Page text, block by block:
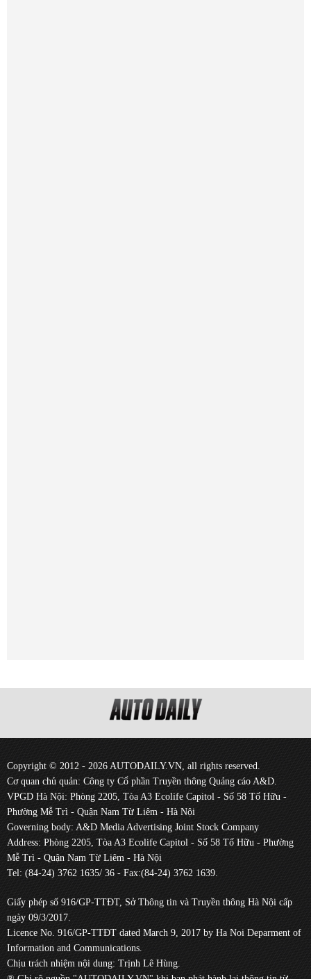
Copyright © 2012 - 2026 AUTODAILY.VN, all rights reserved.
Cơ quan chủ quản: Công ty Cổ phần Truyền thông Quảng cáo A&D.
VPGD Hà Nội: Phòng 2205, Tòa A3 Ecolife Capitol - Số 58 Tố Hữu -
Phường Mễ Trì - Quận Nam Từ Liêm - Hà Nội
Governing body: A&D Media Advertising Joint Stock Company
Address: Phòng 2205, Tòa A3 Ecolife Capitol - Số 58 Tố Hữu - Phường
Mễ Trì - Quận Nam Từ Liêm - Hà Nội
Tel: (84-24) 3762 1635/ 36 - Fax:(84-24) 3762 1639.
Giấy phép số 916/GP-TTĐT, Sở Thông tin và Truyền thông Hà Nội cấp
ngày 09/3/2017.
Licence No. 916/GP-TTĐT dated March 9, 2017 by Ha Noi Deparment of
Information and Communications.
Chịu trách nhiệm nội dung: Trịnh Lê Hùng.